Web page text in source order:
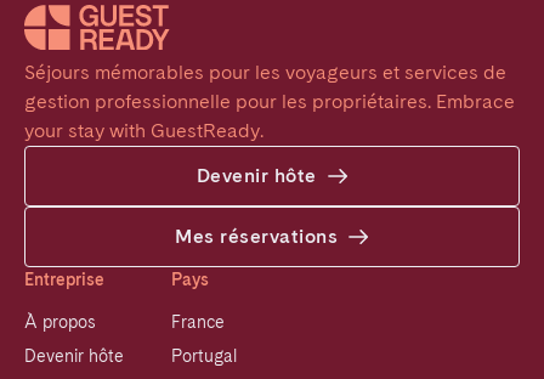
Séjours mémorables pour les voyageurs et services de
gestion professionnelle pour les propriétaires. Embrace
your stay with GuestReady.
Devenir hôte
Mes réservations
Entreprise
À propos
Devenir hôte
Pays
France
Portugal